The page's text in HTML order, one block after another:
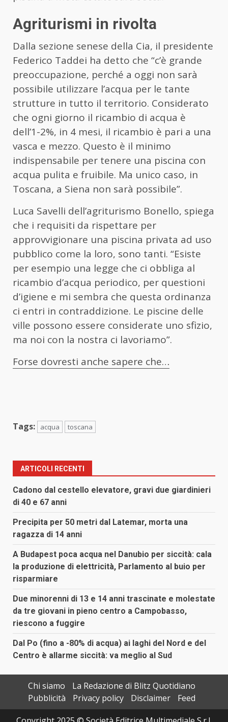
Agriturismi in rivolta
Dalla sezione senese della Cia, il presidente
Federico Taddei ha detto che “c’è grande
preoccupazione, perché a oggi non sarà
possibile utilizzare l’acqua per le tante
strutture in tutto il territorio. Considerato
che ogni giorno il ricambio di acqua è
dell’1-2%, in 4 mesi, il ricambio è pari a una
vasca e mezzo. Questo è il minimo
indispensabile per tenere una piscina con
acqua pulita e fruibile. Ma unico caso, in
Toscana, a Siena non sarà possibile”.
Luca Savelli dell’agriturismo Bonello, spiega
che i requisiti da rispettare per
approvvigionare una piscina privata ad uso
pubblico come la loro, sono tanti. “Esiste
per esempio una legge che ci obbliga al
ricambio d’acqua periodico, per questioni
d’igiene e mi sembra che questa ordinanza
ci entri in contraddizione. Le piscine delle
ville possono essere considerate uno sfizio,
ma noi con la nostra ci lavoriamo”.
Forse dovresti anche sapere che…
Tags: acqua toscana
ARTICOLI RECENTI
Cadono dal cestello elevatore, gravi due giardinieri
di 40 e 67 anni
Precipita per 50 metri dal Latemar, morta una
ragazza di 14 anni
A Budapest poca acqua nel Danubio per siccità: cala
la produzione di elettricità, Parlamento al buio per
risparmiare
Due minorenni di 13 e 14 anni trascinate e molestate
da tre giovani in pieno centro a Campobasso,
riescono a fuggire
Dal Po (fino a -80% di acqua) ai laghi del Nord e del
Centro è allarme siccità: va meglio al Sud
Chi siamo
La Redazione di Blitz Quotidiano
Pubblicità
Privacy policy Disclaimer
Feed